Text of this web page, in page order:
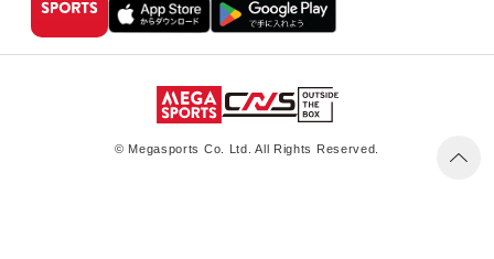
© Megasports Co. Ltd. All Rights Reserved.